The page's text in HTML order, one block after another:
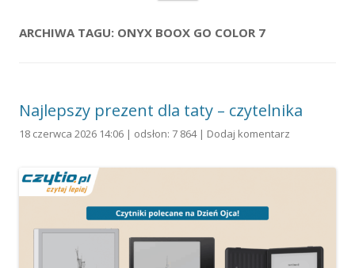
ARCHIWA TAGU: ONYX BOOX GO COLOR 7
Najlepszy prezent dla taty – czytelnika
18 czerwca 2026 14:06 | odsłon: 7 864 | Dodaj komentarz